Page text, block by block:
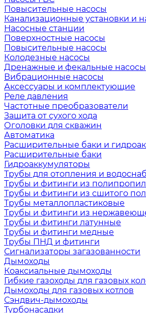
Повысительные насосы
Канализационные установки и
Насосные станции
Поверхностные насосы
Повысительные насосы
Колодезные насосы
Дренажные и фекальные насосы
Вибрационные насосы
Аксессуары и комплектующие
Реле давления
Частотные преобразователи
Защита от сухого хода
Оголовки для скважин
Автоматика
Расширительные баки и
Расширительные баки
Гидроаккумуляторы
Трубы для отопления и
Трубы и фитинги из
Трубы и фитинги из сшитого
Трубы металлопластиковые
Трубы и фитинги из
Трубы и фитинги латунные
Трубы и фитинги медные
Трубы ПНД и фитинги
Сигнализаторы загазованности
Дымоходы
Коаксиальные дымоходы
Гибкие газоходы для газовых
Дымоходы для газовых котлов
Сэндвич-дымоходы
Турбонасадки